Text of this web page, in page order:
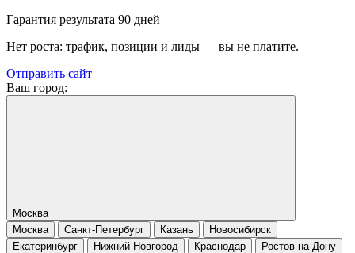
Гарантия результата 90 дней
Нет роста: трафик, позиции и лиды — вы не платите.
Отправить сайт
Ваш город:
Москва
Москва
Санкт-Петербург Казань
Новосибирск
Екатеринбург
Нижний Новгород Краснодар
Ростов-на-Дону